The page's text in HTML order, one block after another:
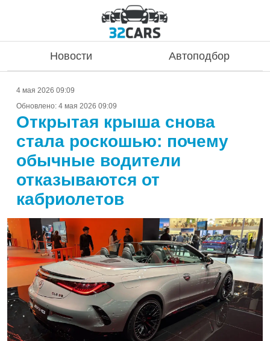
Новости Автоподбор
4 мая 2026 09:09
Обновлено: 4 мая 2026 09:09
Открытая крыша снова
стала роскошью: почему
обычные водители
отказываются от
кабриолетов